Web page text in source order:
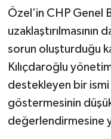
Özel’in CHP Genel
uzaklaştırılmasının
sorun oluşturduğu
Kılıçdaroğlu
destekleyen bir ismi
göstermesinin
değerlendirmesine